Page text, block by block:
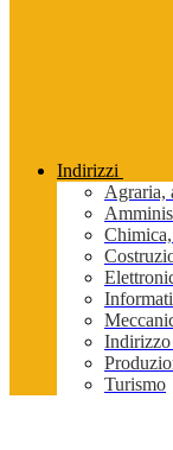
Indirizzi
Agraria,
Indirizzo
Turismo